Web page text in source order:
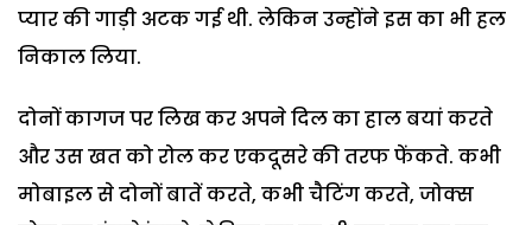
प्यार की गाड़ी अटक गई थी. लेकिन उन्होंने इस का भी हल
निकाल लिया.
दोनों कागज पर लिख कर अपने दिल का हाल बयां करते
और उस खत को रोल कर एकदूसरे की तरफ फेंकते. कभी
मोबाइल से दोनों बातें करते, कभी चैटिंग करते, जोक्स